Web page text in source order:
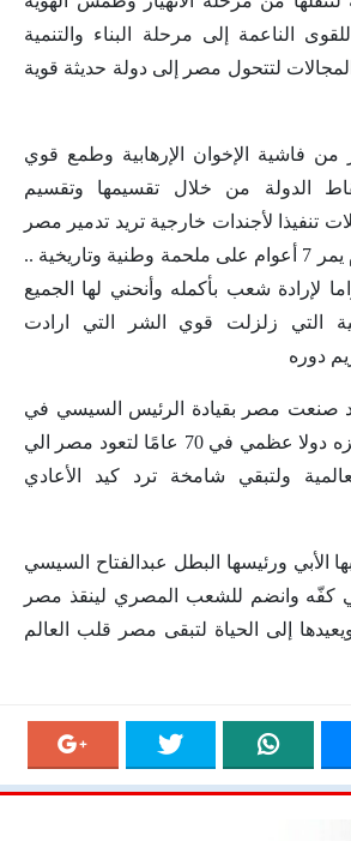
الناعمة إلى مرحلة البناء والتنمية
لتتحول مصر إلى دولة حديثة قوية
مصر من فاشية الإخوان الإرهابية وطمع قوي
الدولة من خلال تقسيمها وتقسيم
تنفيذا لأجندات خارجية تريد تدمير مصر
والشرق الأوسط‪.. اليوم يمر 7 أعوام على ملحمة وطنية وتاريخية
لإرادة شعب بأكمله وأنحني لها الجميع
التي زلزلت قوي الشر التي ارادت
صنعت مصر بقيادة الرئيس السيسي في
سبعة أعوام مالم تنجزه دولا عظمي في 70 عامًا لتعود مصر الي
ولتبقي شامخة ترد كيد الأعادي
ورئيسها البطل عبدالفتاح السيسي
كفّه وانضم للشعب المصري لينقذ مصر
إلى الحياة لتبقى مصر قلب العالم